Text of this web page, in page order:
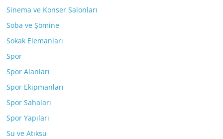
Sinema ve Konser Salonları
Soba ve Şömine
Sokak Elemanları
Spor
Spor Alanları
Spor Ekipmanları
Spor Sahaları
Spor Yapıları
Su ve Atıksu